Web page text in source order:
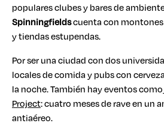
populares clubes y bares de
Spinningfieldscuenta con montones
y tiendas estupendas.
Por ser una ciudad con dos
locales de comida y pubs con
la noche. También hay eventos como
Project: cuatro meses de rave en un
antiaéreo.